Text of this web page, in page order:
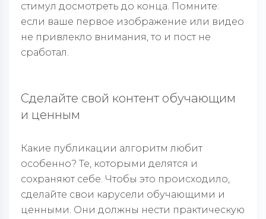
стимул досмотреть до конца. Помните:
если ваше первое изображение или видео
не привлекло внимания, то и пост не
сработал.
Сделайте свой контент обучающим
и ценным
Какие публикации алгоритм любит
особенно? Те, которыми делятся и
сохраняют себе. Чтобы это происходило,
сделайте свои карусели обучающими и
ценными. Они должны нести практическую